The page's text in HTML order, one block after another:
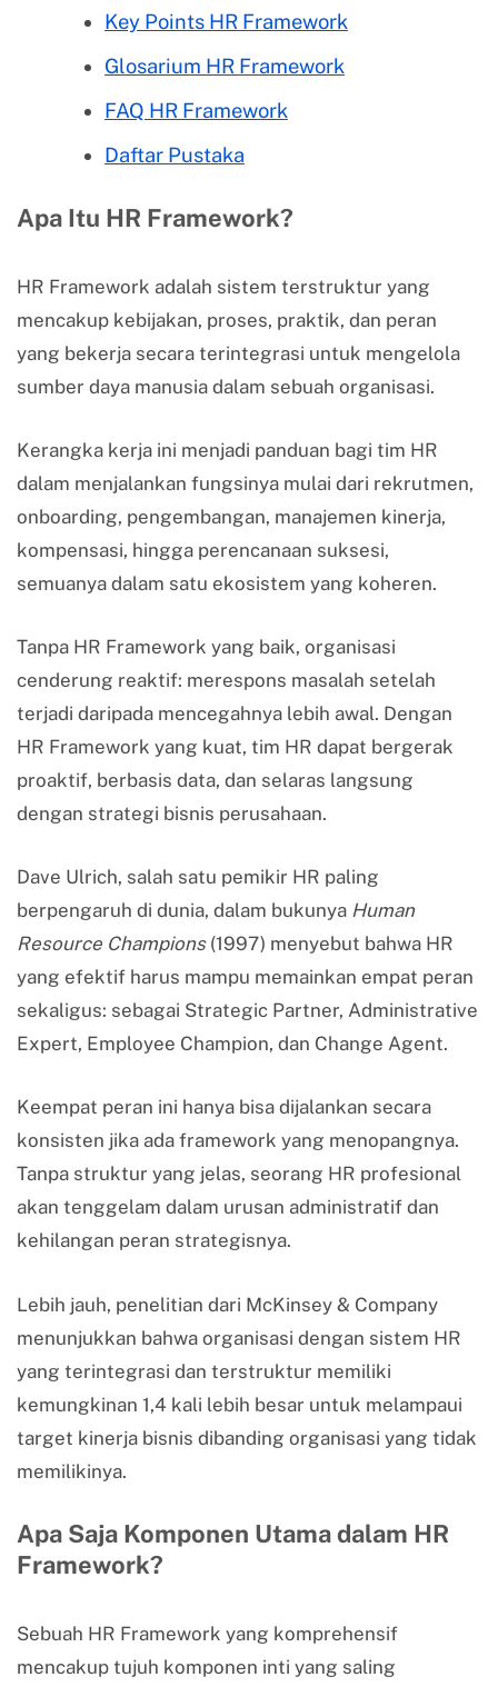
Key Points HR Framework
Glosarium HR Framework
FAQ HR Framework
Daftar Pustaka
Apa Itu HR Framework?
HR Framework adalah sistem terstruktur yang
mencakup kebijakan, proses, praktik, dan peran
yang bekerja secara terintegrasi untuk mengelola
sumber daya manusia dalam sebuah organisasi.
Kerangka kerja ini menjadi panduan bagi tim HR
dalam menjalankan fungsinya mulai dari rekrutmen,
onboarding, pengembangan, manajemen kinerja,
kompensasi, hingga perencanaan suksesi,
semuanya dalam satu ekosistem yang koheren.
Tanpa HR Framework yang baik, organisasi
cenderung reaktif: merespons masalah setelah
terjadi daripada mencegahnya lebih awal. Dengan
HR Framework yang kuat, tim HR dapat bergerak
proaktif, berbasis data, dan selaras langsung
dengan strategi bisnis perusahaan.
Dave Ulrich, salah satu pemikir HR paling
berpengaruh di dunia, dalam bukunya Human
Resource Champions(1997) menyebut bahwa HR
yang efektif harus mampu memainkan empat peran
sekaligus: sebagai Strategic Partner, Administrative
Expert, Employee Champion, dan Change Agent.
Keempat peran ini hanya bisa dijalankan secara
konsisten jika ada framework yang menopangnya.
Tanpa struktur yang jelas, seorang HR profesional
akan tenggelam dalam urusan administratif dan
kehilangan peran strategisnya.
Lebih jauh, penelitian dari McKinsey & Company
menunjukkan bahwa organisasi dengan sistem HR
yang terintegrasi dan terstruktur memiliki
kemungkinan 1,4 kali lebih besar untuk melampaui
target kinerja bisnis dibanding organisasi yang tidak
memilikinya.
Apa Saja Komponen Utama dalam HR
Framework?
Sebuah HR Framework yang komprehensif
mencakup tujuh komponen inti yang saling